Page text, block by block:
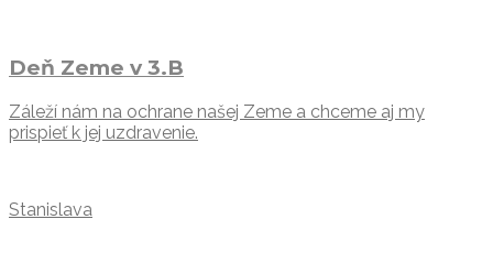
Deň Zeme v 3.B
Záleží nám na ochrane našej Zeme a chceme aj my
prispieť k jej uzdravenie.
Stanislava